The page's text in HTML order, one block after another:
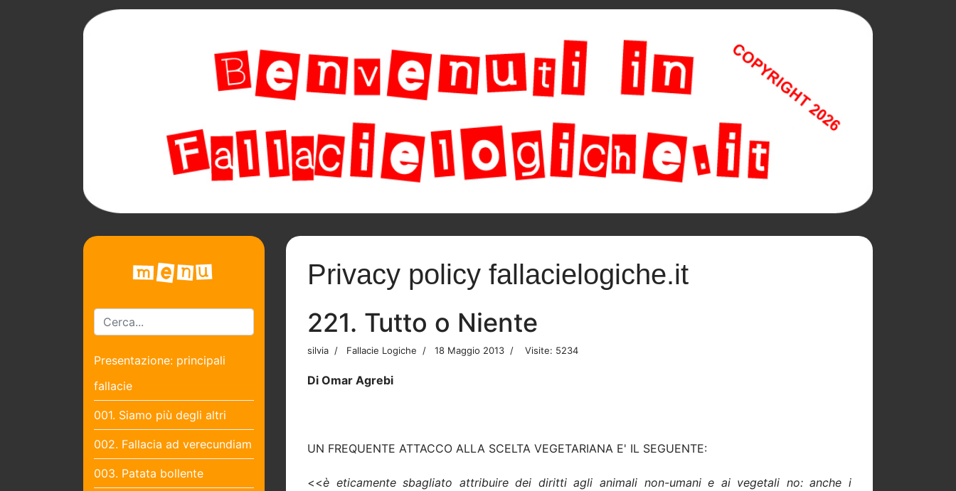
Presentazione: principali
fallacie
001. Siamo più degli altri
002. Fallacia ad verecundiam
003. Patata bollente
Privacy policy fallacielogiche.it
221. Tutto o Niente
silvia Fallacie Logiche 18 Maggio 2013 Visite: 5234
Di Omar Agrebi
UN FREQUENTE ATTACCO ALLA SCELTA VEGETARIANA E' IL SEGUENTE:
<<è eticamente sbagliato attribuire dei diritti agli animali non-umani e ai vegetali no: anche i